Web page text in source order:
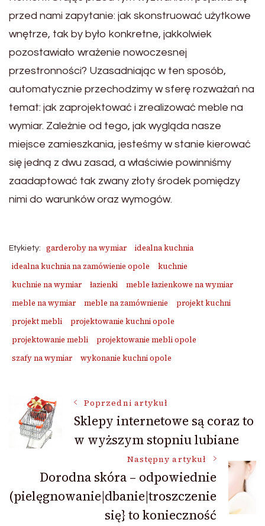
przed nami zapytanie: jak skonstruować użytkowe
wnętrze, tak by było konkretne, jakkolwiek
pozostawiało wrażenie nowoczesnej
przestronności? Uzasadniając w ten sposób,
automatycznie przechodzimy w sferę rozważań na
temat: jak zaprojektować i zrealizować meble na
wymiar. Zależnie od tego, jak wygląda nasze
miejsce zamieszkania, jesteśmy w stanie kierować
się jedną z dwu zasad, a właściwie powinniśmy
zaadaptować tak zwany złoty środek pomiędzy
nimi do warunków oraz wymogów.
Etykiety: garderoby na wymiar
idealna kuchnia
idealna kuchnia na zamówienie opole
kuchnie
kuchnie na wymiar
łazienki
meble łazienkowe na wymiar
meble na wymiar
meble na zamównienie
projekt kuchni
projekt mebli
projektowanie kuchni opole
projektowanie mebli
projektowanie mebli opole
szafy na wymiar
wykonanie kuchni opole
Nawigacja
wpisu
Poprzedni artykuł
Sklepy internetowe są coraz to
w wyższym stopniu lubiane
Następny artykuł
Dorodna skóra – odpowiednie
(pielęgnowanie|dbanie|troszczenie
się} to konieczność